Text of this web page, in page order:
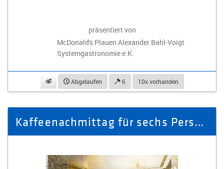
präsentiert von
McDonald's Plauen Alexander Bahl-Voigt
Systemgastronomie e.K.
beobachtenAbgelaufen 6 10x vorhanden
Kaffeenachmittag für sechs Personen